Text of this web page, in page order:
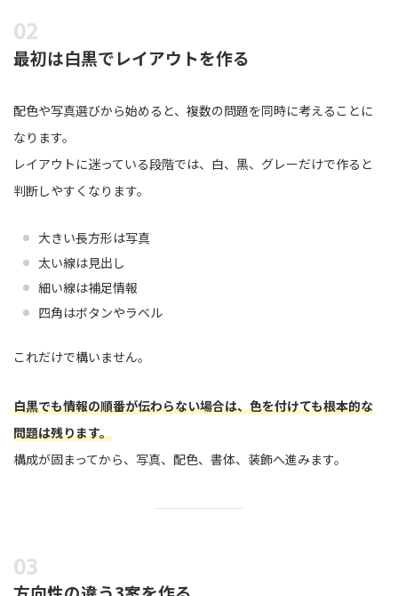
最初は白黒でレイアウトを作る
配色や写真選びから始めると、複数の問題を同時に考えることに
なります。
レイアウトに迷っている段階では、白、黒、グレーだけで作ると
判断しやすくなります。
大きい長方形は写真
太い線は見出し
細い線は補足情報
四角はボタンやラベル
これだけで構いません。
白黒でも情報の順番が伝わらない場合は、色を付けても根本的な
問題は残ります。
構成が固まってから、写真、配色、書体、装飾へ進みます。